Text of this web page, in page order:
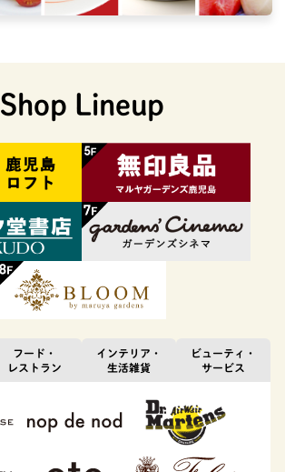
Shop Lineup
フード・
レストラン
インテリア・
生活雑貨
ビューティ・
サービス